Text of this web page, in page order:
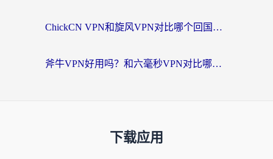
ChickCN VPN和旋风VPN对比哪个回国效果更好？海外党实测回国内网神器指南
斧牛VPN好用吗？和六毫秒VPN对比哪个回国效果更好？海外党亲测实用指南
下载应用